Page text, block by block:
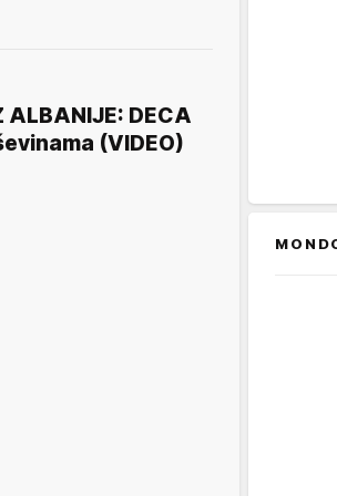
ALBANIJE: DECA
(VIDEO)